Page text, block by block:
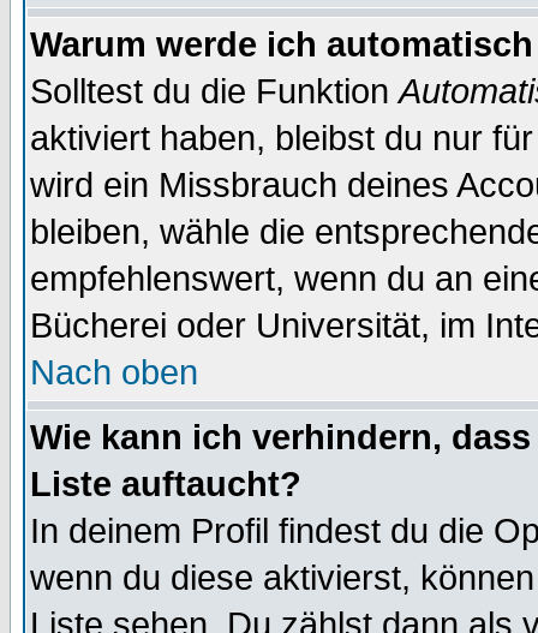
Warum werde ich
Solltest du die Funktion
aktiviert haben, bleibst du nur
wird ein Missbrauch deines
bleiben, wähle die
empfehlenswert, wenn du an
Bücherei oder Universität, im
Nach oben
Wie kann ich verhindern,
Liste auftaucht?
In deinem Profil findest du die
wenn du diese aktivierst,
Liste sehen. Du zählst dann als